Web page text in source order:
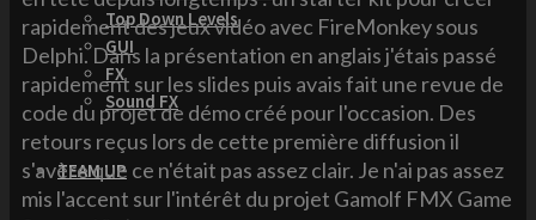
Top Down Levels
GUI
FX
Sound FX
TEAM UP
rapidement des jeux vidéo avec FireMonkey sous
Delphi. Dans la présentation en anglais j'étais passé
rapidement sur les slides puis avais fait une revue de
code du projet de démo créé pour l'occasion. Des
retours reçus lors de cette première diffusion il
s'avère que ce n'était pas assez clair. Je n'ai pas assez
mis l'accent sur l'intérêt du projet Gamolf FMX Game